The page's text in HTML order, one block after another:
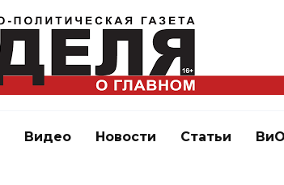
Видео Новости Статьи ВиО